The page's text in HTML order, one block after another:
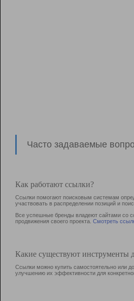
Часто задаваемые
Как работают ссылки?
Ссылки помогают поисковым системам
участвовать в раcпределении позиций и
Все успешные бренды владеют сайтами со
продвижения своего проекта. Смотреть
Какие существуют инструменты
Ссылки можно купить самостоятельно или
улучшению их эффективности для